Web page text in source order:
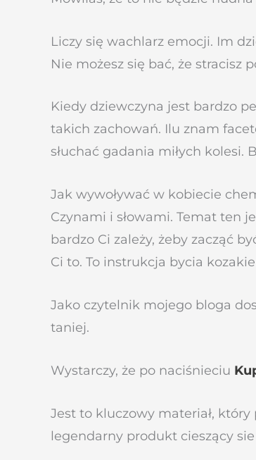
Liczy się wachlarz emocji. Im
Nie możesz się bać, że stracisz
Kiedy dziewczyna jest bardzo
takich zachowań. Ilu znam
słuchać gadania miłych kolesi.
Jak wywoływać w kobiecie
Czynami i słowami. Temat ten
bardzo Ci zależy, żeby zacząć
Ci to. To instrukcja bycia
Jako czytelnik mojego bloga
taniej.
Wystarczy, że po naciśnieciu
Jest to kluczowy materiał,
legendarny produkt cieszący